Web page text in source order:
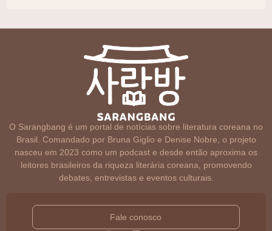
O Sarangbang é um portal de notícias sobre literatura coreana no
Brasil. Comandado por Bruna Giglio e Denise Nobre, o projeto
nasceu em 2023 como um podcast e desde então aproxima os
leitores brasileiros da riqueza literária coreana, promovendo
debates, entrevistas e eventos culturais.
Fale conosco